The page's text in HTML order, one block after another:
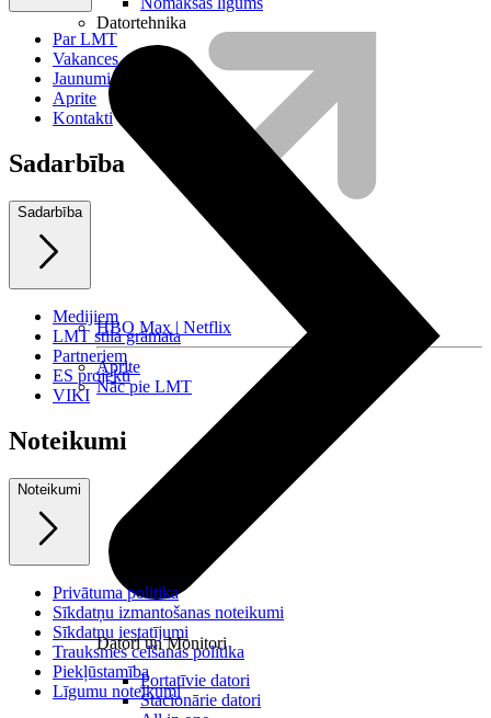
HBO Max | Netflix
Aprite
Nāc pie LMT
Datortehnika
Datori un Monitori
Portatīvie datori
Stacionārie datori
Par LMT
Vakances
Jaunumi
Aprite
Kontakti
Sadarbība
Sadarbība
Medijiem
LMT stila grāmata
Partneriem
ES projekti
VIKI
Noteikumi
Noteikumi
Privātuma politika
Sīkdatņu izmantošanas noteikumi
Sīkdatņu iestatījumi
Trauksmes celšanas politika
Piekļūstamība
Līgumu noteikumi